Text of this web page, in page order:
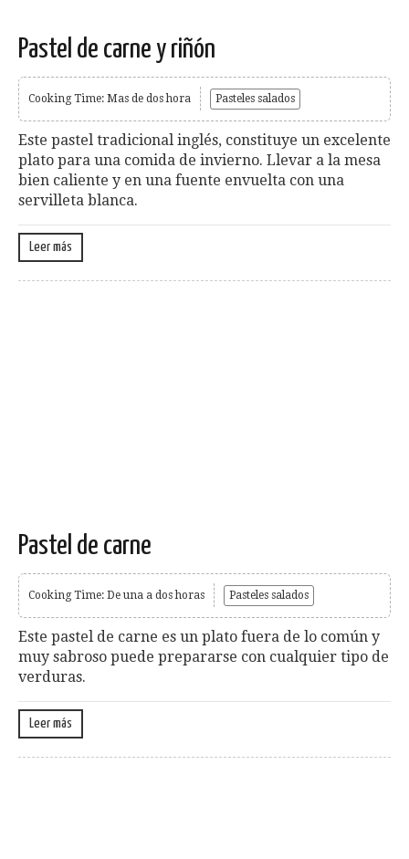
Pastel de carne y riñón
Cooking Time: Mas de dos hora Pasteles salados
Este pastel tradicional inglés, constituye un excelente
plato para una comida de invierno. Llevar a la mesa
bien caliente y en una fuente envuelta con una
servilleta blanca.
Leer más
Pastel de carne
Cooking Time: De una a dos horas Pasteles salados
Este pastel de carne es un plato fuera de lo común y
muy sabroso puede prepararse con cualquier tipo de
verduras.
Leer más